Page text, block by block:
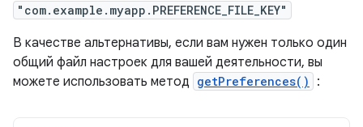
"com.example.myapp.PREFERENCE_FILE_KEY"
В качестве альтернативы, если вам нужен только один
общий файл настроек для вашей деятельности, вы
можете использовать метод getPreferences() :